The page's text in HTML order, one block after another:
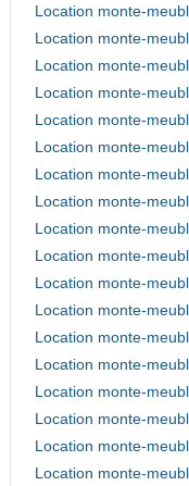
Location monte-
Location monte-
Location monte-
Location monte-
Location monte-
Location monte-
Location monte-
Location monte-
Location monte-
Location monte-
Location monte-
Location monte-
Location monte-
Location monte-
Location monte-
Location monte-
Location monte-
Location monte-